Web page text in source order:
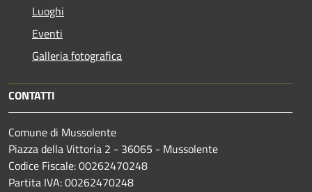
Luoghi
Eventi
Galleria fotografica
CONTATTI
Comune di Mussolente
Piazza della Vittoria 2 - 36065 - Mussolente
Codice Fiscale: 00262470248
Partita IVA: 00262470248